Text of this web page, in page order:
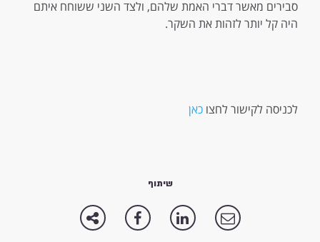
סבירים מאשר דברי האמת שלהם, ולצד השני ששוחח איתם
היה קל יותר לזהות את השקר.
לכניסה לקישור לחצוכאן
שיתוף